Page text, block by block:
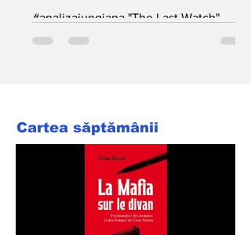
#analizajungiana "The Last Watch",
documentarul despre filmarea ultimelor
Cartea săptămânii